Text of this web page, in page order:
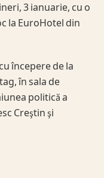
3 ianuarie, cu o
la EuroHotel din
începere de la
în sala de
politică a
Creştin şi